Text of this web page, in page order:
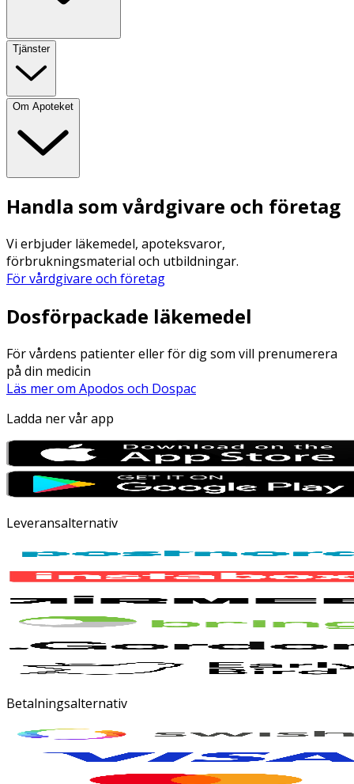
Tjänster
Om Apoteket
Handla som vårdgivare och företag
Vi erbjuder läkemedel, apoteksvaror,
förbrukningsmaterial och utbildningar.
För vårdgivare och företag
Dosförpackade läkemedel
För vårdens patienter eller för dig som vill prenumerera
på din medicin
Läs mer om Apodos och Dospac
Ladda ner vår app
Leveransalternativ
Betalningsalternativ